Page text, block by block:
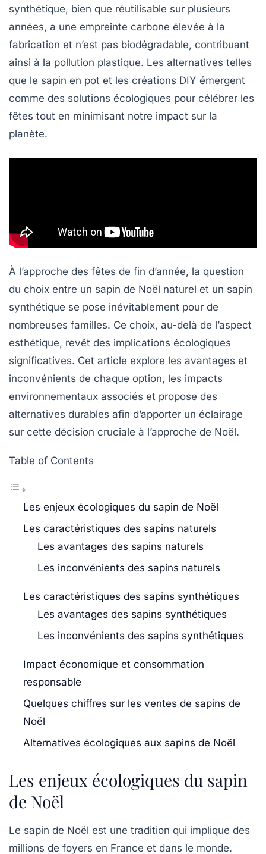
synthétique, bien que réutilisable sur plusieurs
années, a une empreinte carbone élevée à la
fabrication et n’est pas biodégradable, contribuant
ainsi à la pollution plastique. Les alternatives telles
que le sapin en pot et les créations DIY émergent
comme des solutions écologiques pour célébrer les
fêtes tout en minimisant notre impact sur la
planète.
À l’approche des fêtes de fin d’année, la question
du choix entre un sapin de Noël naturel et un sapin
synthétique se pose inévitablement pour de
nombreuses familles. Ce choix, au-delà de l’aspect
esthétique, revêt des implications écologiques
significatives. Cet article explore les avantages et
inconvénients de chaque option, les impacts
environnementaux associés et propose des
alternatives durables afin d’apporter un éclairage
sur cette décision cruciale à l’approche de Noël.
Table of Contents
Les enjeux écologiques du sapin de Noël
Les caractéristiques des sapins naturels
Les avantages des sapins naturels
Les inconvénients des sapins naturels
Les caractéristiques des sapins synthétiques
Les avantages des sapins synthétiques
Les inconvénients des sapins synthétiques
Impact économique et consommation
responsable
Quelques chiffres sur les ventes de sapins de
Noël
Alternatives écologiques aux sapins de Noël
Les enjeux écologiques du sapin
de Noël
Le sapin de Noël est une tradition qui implique des
millions de foyers en France et dans le monde.